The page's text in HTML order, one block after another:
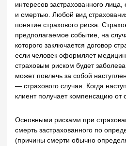
интересов застрахованного
и смертью. Любой вид
понятие страхового риска.
предполагаемое событие, на
которого заключается договор
если человек оформляет
страховым риском будет
может повлечь за собой
— страхового случая. Когда
клиент получает компенсацию от
Основными рисками при
смерть застрахованного по
(причины смерти обычно